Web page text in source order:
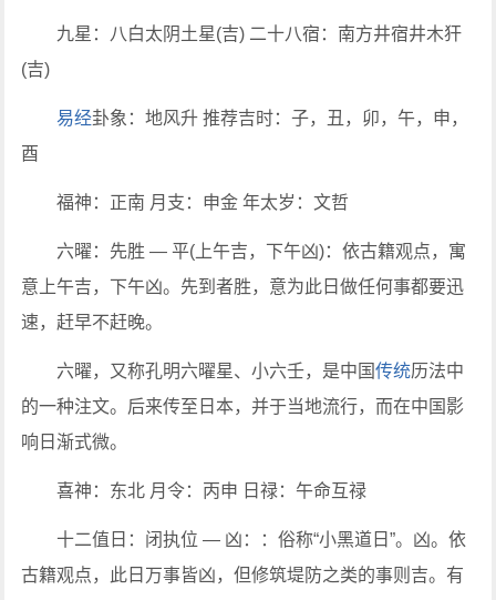
九星：八白太阴土星(吉) 二十八宿：南方井宿井木犴
(吉)
易经卦象：地风升 推荐吉时：子，丑，卯，午，申，
酉
福神：正南 月支：申金 年太岁：文哲
六曜：先胜 — 平(上午吉，下午凶)：依古籍观点，寓
意上午吉，下午凶。先到者胜，意为此日做任何事都要迅
速，赶早不赶晚。
六曜，又称孔明六曜星、小六壬，是中国传统历法中
的一种注文。后来传至日本，并于当地流行，而在中国影
响日渐式微。
喜神：东北 月令：丙申 日禄：午命互禄
十二值日：闭执位 — 凶：：俗称“小黑道日”。凶。依
古籍观点，此日万事皆凶，但修筑堤防之类的事则吉。有